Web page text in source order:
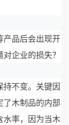
产品后会出现开
企业的损失？
持不变。关键因
了木制品的内部
水率，因为当木